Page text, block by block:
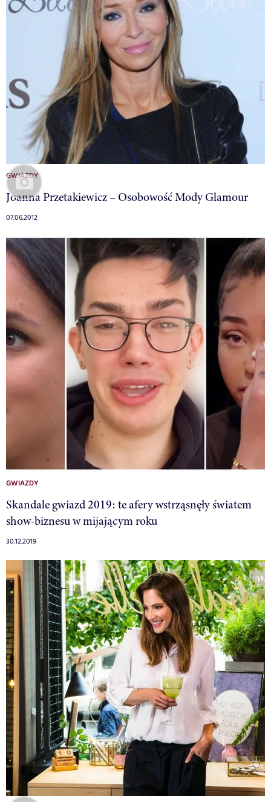
GWIAZDY
Joanna Przetakiewicz – Osobowość Mody Glamour
07.06.2012
GWIAZDY
Skandale gwiazd 2019: te afery wstrząsnęły światem
show-biznesu w mijającym roku
30.12.2019